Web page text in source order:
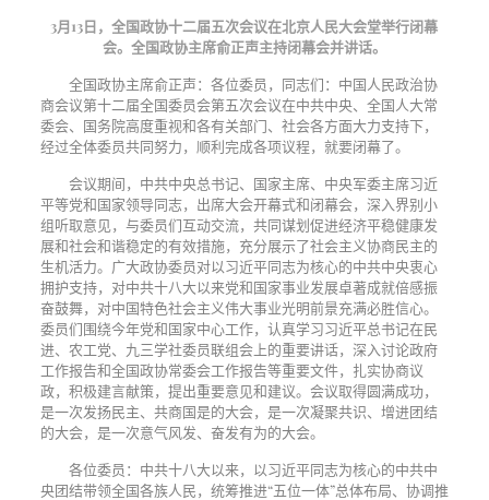
3月13日，全国政协十二届五次会议在北京人民大会堂举行闭幕
会。全国政协主席俞正声主持闭幕会并讲话。
全国政协主席俞正声：各位委员，同志们：中国人民政治协
商会议第十二届全国委员会第五次会议在中共中央、全国人大常
委会、国务院高度重视和各有关部门、社会各方面大力支持下，
经过全体委员共同努力，顺利完成各项议程，就要闭幕了。
会议期间，中共中央总书记、国家主席、中央军委主席习近
平等党和国家领导同志，出席大会开幕式和闭幕会，深入界别小
组听取意见，与委员们互动交流，共同谋划促进经济平稳健康发
展和社会和谐稳定的有效措施，充分展示了社会主义协商民主的
生机活力。广大政协委员对以习近平同志为核心的中共中央衷心
拥护支持，对中共十八大以来党和国家事业发展卓著成就倍感振
奋鼓舞，对中国特色社会主义伟大事业光明前景充满必胜信心。
委员们围绕今年党和国家中心工作，认真学习习近平总书记在民
进、农工党、九三学社委员联组会上的重要讲话，深入讨论政府
工作报告和全国政协常委会工作报告等重要文件，扎实协商议
政，积极建言献策，提出重要意见和建议。会议取得圆满成功，
是一次发扬民主、共商国是的大会，是一次凝聚共识、增进团结
的大会，是一次意气风发、奋发有为的大会。
各位委员：中共十八大以来，以习近平同志为核心的中共中
央团结带领全国各族人民，统筹推进“五位一体”总体布局、协调推